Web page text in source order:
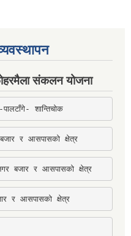
संकलन योजना
पालटाँगे- शान्तिचोक
र आसपासको क्षेत्र
बजार र आसपासको क्षेत्र
र आसपासको क्षेत्र